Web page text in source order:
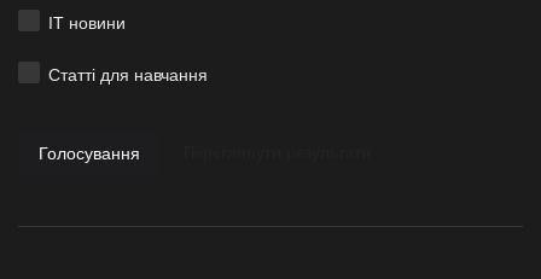
ІТ новини
Статті для навчання
Голосування